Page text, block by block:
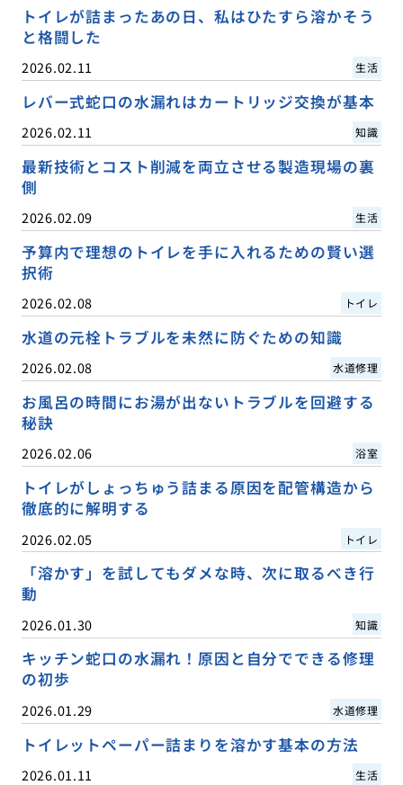
トイレが詰まったあの日、私はひたすら溶かそう
と格闘した
2026.02.11 生活
レバー式蛇口の水漏れはカートリッジ交換が基本
2026.02.11 知識
最新技術とコスト削減を両立させる製造現場の裏
側
2026.02.09 生活
予算内で理想のトイレを手に入れるための賢い選
択術
2026.02.08 トイレ
水道の元栓トラブルを未然に防ぐための知識
2026.02.08 水道修理
お風呂の時間にお湯が出ないトラブルを回避する
秘訣
2026.02.06 浴室
トイレがしょっちゅう詰まる原因を配管構造から
徹底的に解明する
2026.02.05 トイレ
「溶かす」を試してもダメな時、次に取るべき行
動
2026.01.30 知識
キッチン蛇口の水漏れ！原因と自分でできる修理
の初歩
2026.01.29 水道修理
トイレットペーパー詰まりを溶かす基本の方法
2026.01.11 生活